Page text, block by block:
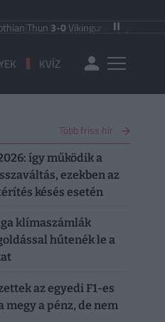
|Thun3-0Vikingur Reykjavik
KVÍZ
Több friss hír
így működik a
ezekben az
késés esetén
klímaszámlák
hűtenék le a
az egyedi F1-es
a pénz, de nem